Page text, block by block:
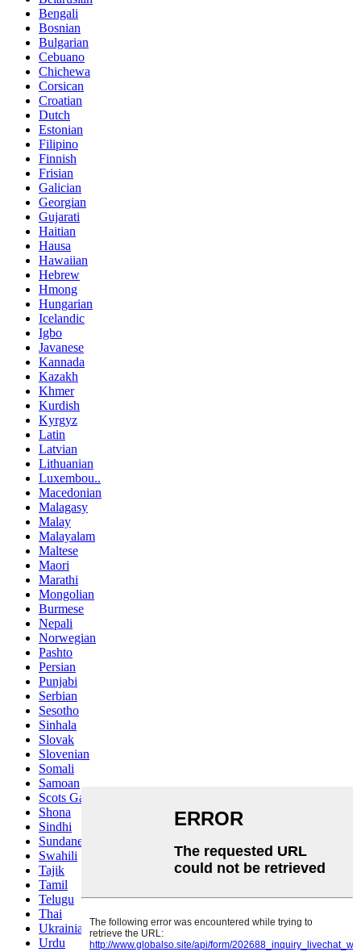
Bengali
Bosnian
Bulgarian
Cebuano
Chichewa
Corsican
Croatian
Dutch
Estonian
Filipino
Finnish
Frisian
Galician
Georgian
Gujarati
Haitian
Hausa
Hawaiian
Hebrew
Hmong
Hungarian
Icelandic
Igbo
Javanese
Kannada
Kazakh
Khmer
Kurdish
Kyrgyz
Latin
Latvian
Lithuanian
Luxembou..
Macedonian
Malagasy
Malay
Malayalam
Maltese
Maori
Marathi
Mongolian
Burmese
Nepali
Norwegian
Pashto
Persian
Punjabi
Serbian
Sesotho
Sinhala
Slovak
Slovenian
Somali
Samoan
Scots Gaelic
Shona
Sindhi
Sundanese
Swahili
Tajik
Tamil
Telugu
Thai
Ukrainian
Urdu